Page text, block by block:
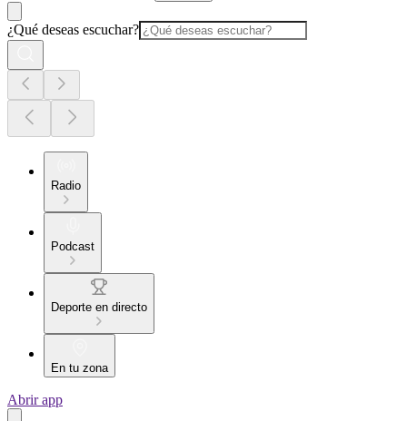
¿Qué deseas escuchar?
Radio
Podcast
Deporte en directo
En tu zona
Abrir app